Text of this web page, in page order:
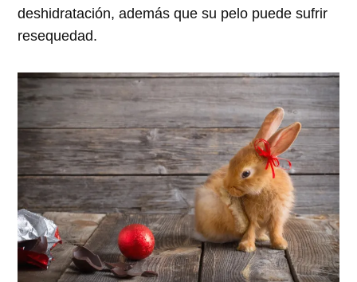
deshidratación, además que su pelo puede sufrir
resequedad.